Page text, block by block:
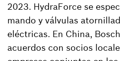
2023. HydraForce se
mando y válvulas
eléctricas. En China,
acuerdos con socios